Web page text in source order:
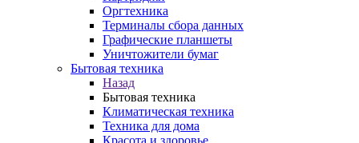
Оргтехника
Терминалы сбора данных
Графические планшеты
Уничтожители бумаг
Бытовая техника
Назад
Бытовая техника
Климатическая техника
Техника для дома
Красота и здоровье